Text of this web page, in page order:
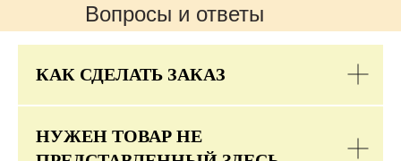
Вопросы и ответы
КАК СДЕЛАТЬ ЗАКАЗ
НУЖЕН ТОВАР НЕ